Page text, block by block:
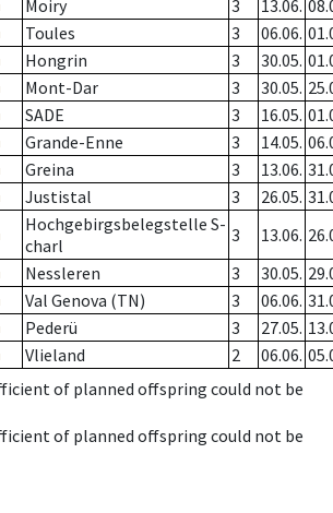
Moiry 3 13.06.
Toules 3 06.06.
Hongrin 3 30.05.
Mont-Dar 3 30.05.
SADE 3 16.05.
Grande-Enne 3 14.05.
Greina 3 13.06.
Justistal 3 26.05.
Hochgebirgsbelegstelle S-
charl
3 13.06.
Nessleren 3 30.05.
Val Genova (TN) 3 06.06.
Pederü 3 27.05.
Vlieland 2 06.06.
of planned offspring could not be
of planned offspring could not be